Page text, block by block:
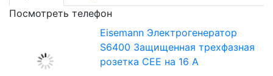
Посмотреть телефон
Eisemann Электрогенератор
S6400 Защищенная трехфазная
розетка СЕЕ на 16 А